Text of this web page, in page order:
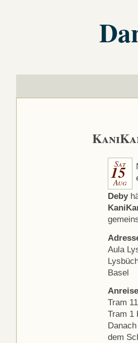
Sat
15
Aug
Deby
Aula
Basel
Anreise
Tram
Tram 1
dem